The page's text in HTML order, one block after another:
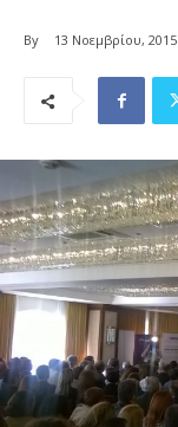
By 13 Νοεμβρίου, 2015